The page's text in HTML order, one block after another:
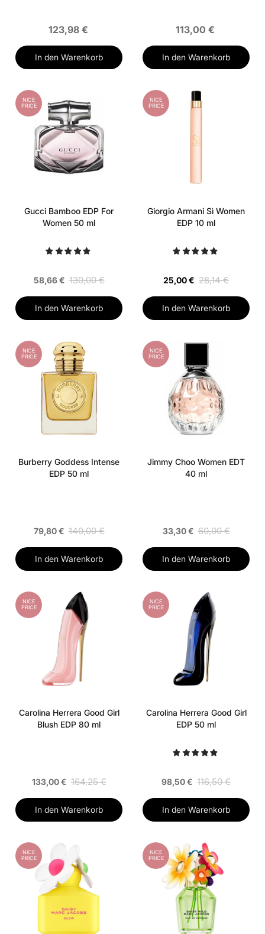
123,98 €
In den Warenkorb
113,00 €
In den Warenkorb
NICE
PRICE
Gucci Bamboo EDP For
Women 50 ml
58,66 € 130,00 €
In den Warenkorb
NICE
PRICE
Giorgio Armani Sì Women
EDP 10 ml
25,00 € 28,14 €
In den Warenkorb
NICE
PRICE
Burberry Goddess Intense
EDP 50 ml
79,80 € 140,00 €
In den Warenkorb
NICE
PRICE
Jimmy Choo Women EDT
40 ml
33,30 € 60,00 €
In den Warenkorb
NICE
PRICE
Carolina Herrera Good Girl
Blush EDP 80 ml
133,00 € 164,25 €
In den Warenkorb
NICE
PRICE
Carolina Herrera Good Girl
EDP 50 ml
98,50 € 116,50 €
In den Warenkorb
NICE
PRICE
NICE
PRICE